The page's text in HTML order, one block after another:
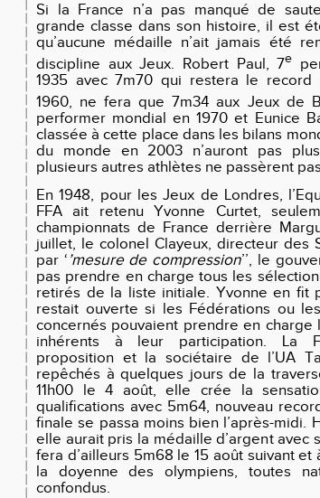
Si la France n’a pas manqué de
grande classe dans son histoire, il est
qu’aucune médaille n’ait jamais été
discipline aux Jeux. Robert Paul, 7e
1935 avec 7m70 qui restera le record
1960, ne fera que 7m34 aux Jeux de
performer mondial en 1970 et Eunice
classée à cette place dans les bilans
du monde en 2003 n’auront pas
plusieurs autres athlètes ne passèrent
En 1948, pour les Jeux de Londres,
FFA ait retenu Yvonne Curtet,
championnats de France derrière
juillet, le colonel Clayeux, directeur des
par ‘ ’mesure de compression’’, le
pas prendre en charge tous les
retirés de la liste initiale. Yvonne en fit
restait ouverte si les Fédérations ou
concernés pouvaient prendre en charge
inhérents à leur participation. La
proposition et la sociétaire de l’UA
repêchés à quelques jours de la
11h00 le 4 août, elle crée la
qualifications avec 5m64, nouveau
finale se passa moins bien l’après-midi.
elle aurait pris la médaille d’argent avec
fera d’ailleurs 5m68 le 15 août suivant et
la doyenne des olympiens, toutes
confondus.